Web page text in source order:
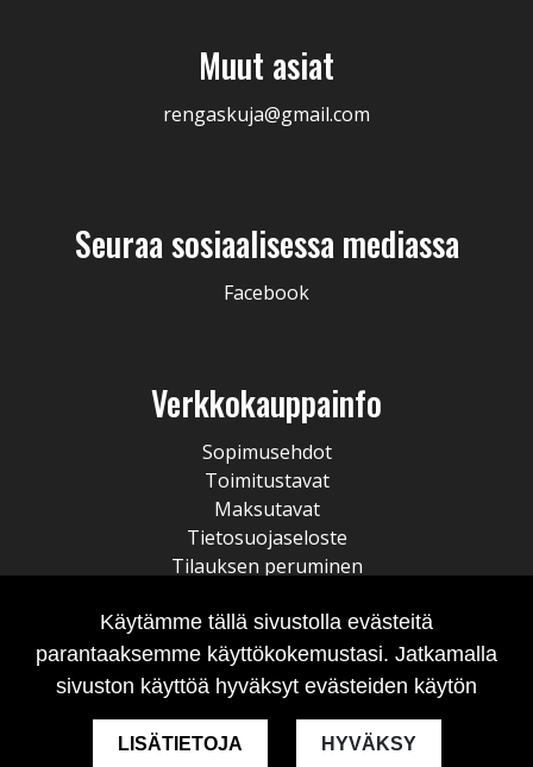
Muut asiat
rengaskuja@gmail.com
Seuraa sosiaalisessa mediassa
Facebook
Verkkokauppainfo
Sopimusehdot
Toimitustavat
Maksutavat
Tietosuojaseloste
Tilauksen peruminen
Käytämme tällä sivustolla evästeitä
parantaaksemme käyttökokemustasi. Jatkamalla
sivuston käyttöä hyväksyt evästeiden käytön
LISÄTIETOJA HYVÄKSY